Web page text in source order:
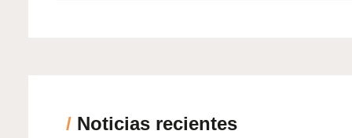
/ Noticias recientes